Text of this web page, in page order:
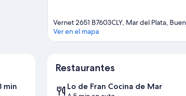
Vernet 2651 B7603CLY, Mar del Plata,
Ver en el mapa
min
Restaurantes
Lo de Fran Cocina de Mar